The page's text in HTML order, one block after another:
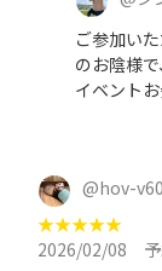
ご参加い
のお陰様
イベント
@hov-v60
★★★★★
2026/02/08
予